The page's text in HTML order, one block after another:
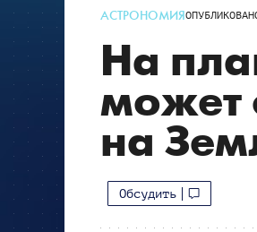
АСТРОНОМИЯ
На
может
на
Обсудить